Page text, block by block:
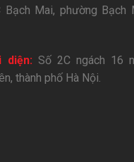
Bạch Mai, phường Bạch
diện: Số 2C ngách 16
thành phố Hà Nội.